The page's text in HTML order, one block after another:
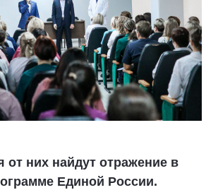
от них найдут отражение в
Единой России.